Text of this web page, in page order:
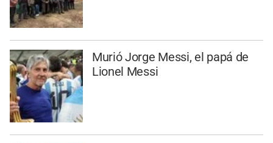
Murió Jorge Messi, el papá de
Lionel Messi